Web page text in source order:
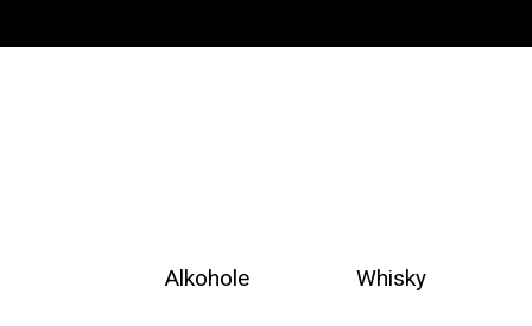
Alkohole Whisky